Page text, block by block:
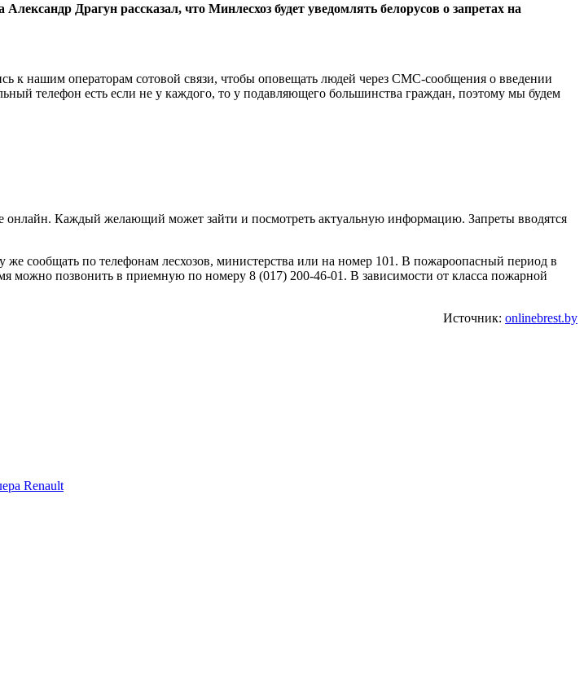
Драгун рассказал, что Минлесхоз будет уведомлять белорусов о запретах на
нашим операторам сотовой связи, чтобы оповещать людей через СМС-сообщения о введении
телефон есть если не у каждого, то у подавляющего большинства граждан, поэтому мы будем
онлайн. Каждый желающий может зайти и посмотреть актуальную информацию. Запреты вводятся
сообщать по телефонам лесхозов, министерства или на номер 101. В пожароопасный период в
можно позвонить в приемную по номеру 8 (017) 200-46-01. В зависимости от класса пожарной
Источник: onlinebrest.by
Renault